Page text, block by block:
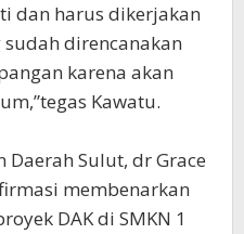
dan harus dikerjakan
direncanakan
karena akan
Kawatu.
Daerah Sulut, dr Grace
membenarkan
DAK di SMKN 1